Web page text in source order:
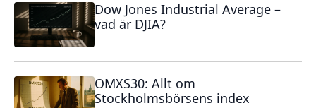
Dow Jones Industrial Average –
vad är DJIA?
OMXS30: Allt om
Stockholmsbörsens index